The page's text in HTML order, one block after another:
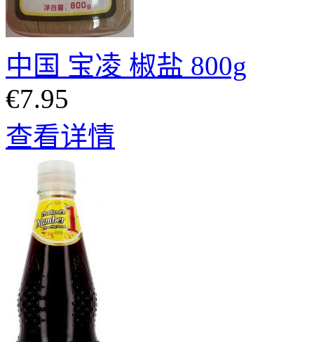
中国 宝凌 椒盐 800g
€7.95
查看详情